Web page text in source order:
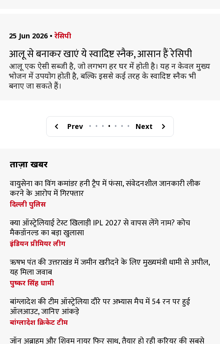
25 Jun 2026 • रेसिपी
आलू से बनाकर खाएं ये स्वादिष्ट स्नैक, आसान हैं रेसिपी
आलू एक ऐसी सब्जी है, जो लगभग हर घर में होती है। यह न केवल मुख्य
भोजन में उपयोग होती है, बल्कि इससे कई तरह के स्वादिष्ट स्नैक भी
बनाए जा सकते हैं।
Prev • • • • • • • Next
ताज़ा खबरें
वायुसेना का विंग कमांडर हनी ट्रैप में फंसा, संवेदनशील जानकारी लीक
करने के आरोप में गिरफ्तार
दिल्ली पुलिस
क्या ऑस्ट्रेलियाई टेस्ट खिलाड़ी IPL 2027 से वापस लेंगे नाम? कोच
मैकडॉनल्ड का बड़ा खुलासा
इंडियन प्रीमियर लीग
ऋषभ पंत की उत्तराखंड में जमीन खरीदने के लिए मुख्यमंत्री धामी से अपील,
यह मिला जवाब
पुष्कर सिंह धामी
बांग्लादेश की टीम ऑस्ट्रेलिया दौरे पर अभ्यास मैच में 54 रन पर हुई
ऑलआउट, जानिए आंकड़े
बांग्लादेश क्रिकेट टीम
जॉन अब्राहम और शिवम नायर फिर साथ, तैयार हो रही करियर की सबसे